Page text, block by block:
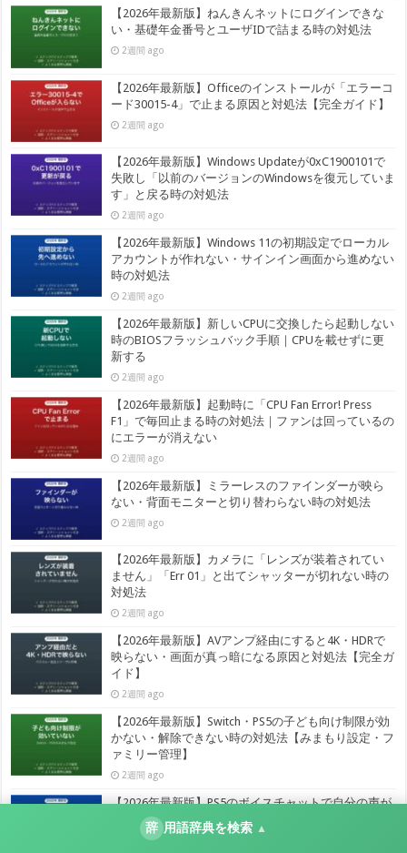
【2026年最新版】ねんきんネットにログインできな
い・基礎年金番号とユーザIDで詰まる時の対処法
2週間 ago
【2026年最新版】Officeのインストールが「エラーコ
ード30015-4」で止まる原因と対処法【完全ガイド】
2週間 ago
【2026年最新版】Windows Updateが0xC1900101で
失敗し「以前のバージョンのWindowsを復元していま
す」と戻る時の対処法
2週間 ago
【2026年最新版】Windows 11の初期設定でローカル
アカウントが作れない・サインイン画面から進めない
時の対処法
2週間 ago
【2026年最新版】新しいCPUに交換したら起動しない
時のBIOSフラッシュバック手順｜CPUを載せずに更
新する
2週間 ago
【2026年最新版】起動時に「CPU Fan Error! Press
F1」で毎回止まる時の対処法｜ファンは回っているの
にエラーが消えない
2週間 ago
【2026年最新版】ミラーレスのファインダーが映ら
ない・背面モニターと切り替わらない時の対処法
2週間 ago
【2026年最新版】カメラに「レンズが装着されてい
ません」「Err 01」と出てシャッターが切れない時の
対処法
2週間 ago
【2026年最新版】AVアンプ経由にすると4K・HDRで
映らない・画面が真っ暗になる原因と対処法【完全ガ
イド】
2週間 ago
【2026年最新版】Switch・PS5の子ども向け制限が効
かない・解除できない時の対処法【みまもり設定・フ
ァミリー管理】
2週間 ago
【2026年最新版】PS5のボイスチャットで自分の声が
相手に届かない時の対処法【完全ガイド】
2週間 ago
辞 用語辞典を検索 ▲